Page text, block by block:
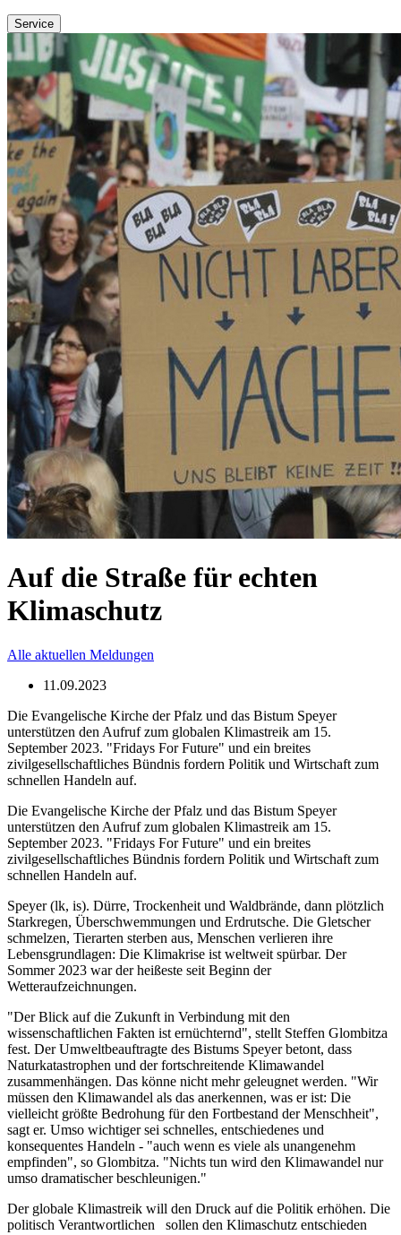
Service
Auf die Straße für echten
Klimaschutz
Alle aktuellen Meldungen
11.09.2023
Die Evangelische Kirche der Pfalz und das Bistum Speyer
unterstützen den Aufruf zum globalen Klimastreik am 15.
September 2023. "Fridays For Future" und ein breites
zivilgesellschaftliches Bündnis fordern Politik und Wirtschaft zum
schnellen Handeln auf.
Die Evangelische Kirche der Pfalz und das Bistum Speyer
unterstützen den Aufruf zum globalen Klimastreik am 15.
September 2023. "Fridays For Future" und ein breites
zivilgesellschaftliches Bündnis fordern Politik und Wirtschaft zum
schnellen Handeln auf.
Speyer (lk, is). Dürre, Trockenheit und Waldbrände, dann plötzlich
Starkregen, Überschwemmungen und Erdrutsche. Die Gletscher
schmelzen, Tierarten sterben aus, Menschen verlieren ihre
Lebensgrundlagen: Die Klimakrise ist weltweit spürbar. Der
Sommer 2023 war der heißeste seit Beginn der
Wetteraufzeichnungen.
"Der Blick auf die Zukunft in Verbindung mit den
wissenschaftlichen Fakten ist ernüchternd", stellt Steffen Glombitza
fest. Der Umweltbeauftragte des Bistums Speyer betont, dass
Naturkatastrophen und der fortschreitende Klimawandel
zusammenhängen. Das könne nicht mehr geleugnet werden. "Wir
müssen den Klimawandel als das anerkennen, was er ist: Die
vielleicht größte Bedrohung für den Fortbestand der Menschheit",
sagt er. Umso wichtiger sei schnelles, entschiedenes und
konsequentes Handeln - "auch wenn es viele als unangenehm
empfinden", so Glombitza. "Nichts tun wird den Klimawandel nur
umso dramatischer beschleunigen."
Der globale Klimastreik will den Druck auf die Politik erhöhen. Die
politisch Verantwortlichen sollen den Klimaschutz entschieden